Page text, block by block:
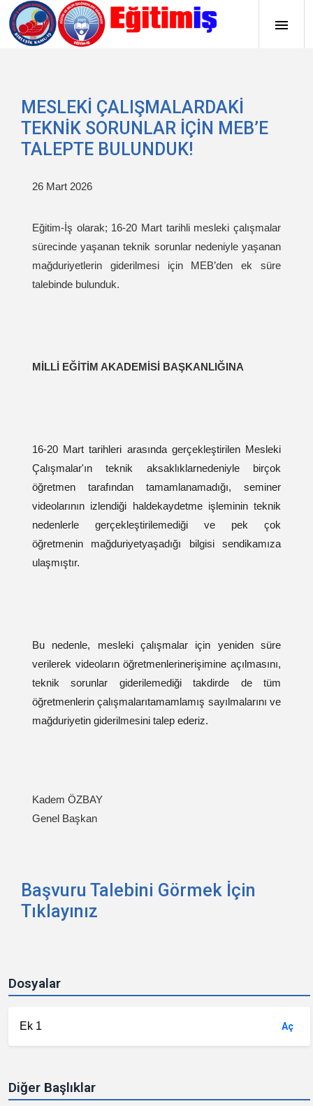
Dosyalar
Ek 1 Aç
Diğer Başlıklar
MESLEKİ ÇALIŞMALARDAKİ
TEKNİK SORUNLAR İÇİN MEB’E
TALEPTE BULUNDUK!
26 Mart 2026
Eğitim-İş olarak; 16-20 Mart tarihli mesleki çalışmalar
sürecinde yaşanan teknik sorunlar nedeniyle yaşanan
mağduriyetlerin giderilmesi için MEB’den ek süre
talebinde bulunduk.
MİLLİ EĞİTİM AKADEMİSİ BAŞKANLIĞINA
16-20 Mart tarihleri arasında gerçekleştirilen Mesleki
Çalışmalar'ın teknik aksaklıklarnedeniyle birçok
öğretmen tarafından tamamlanamadığı, seminer
videolarının izlendiği haldekaydetme işleminin teknik
nedenlerle gerçekleştirilemediği ve pek çok
öğretmenin mağduriyetyaşadığı bilgisi sendikamıza
ulaşmıştır.
Bu nedenle, mesleki çalışmalar için yeniden süre
verilerek videoların öğretmenlerinerişimine açılmasını,
teknik sorunlar giderilemediği takdirde de tüm
öğretmenlerin çalışmalarıtamamlamış sayılmalarını ve
mağduriyetin giderilmesini talep ederiz.
Kadem ÖZBAY
Genel Başkan
Başvuru Talebini Görmek İçin
Tıklayınız